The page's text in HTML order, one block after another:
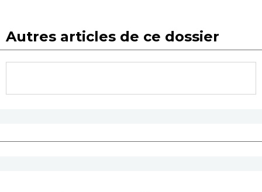
Autres articles de ce dossier